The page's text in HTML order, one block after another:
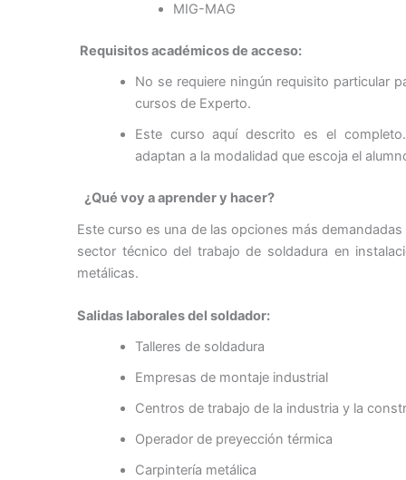
MIG-MAG
Requisitos académicos de acceso:
No se requiere ningún requisito particular
cursos de Experto.
Este curso aquí descrito es el
adaptan a la modalidad que escoja el
¿Qué voy a aprender y hacer?
Este curso es una de las opciones más
sector técnico del trabajo de soldadura en
metálicas.
Salidas laborales del soldador:
Talleres de soldadura
Empresas de montaje industrial
Centros de trabajo de la industria y la
Operador de preyección térmica
Carpintería metálica